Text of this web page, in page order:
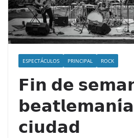
ESPECTÁCULOS PRINCIPAL ROCK
𝗙𝗶𝗻 𝗱𝗲
𝗰𝗶𝘂𝗱𝗮𝗱